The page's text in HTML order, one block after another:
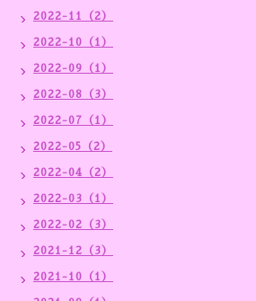
2022-11（2）
2022-10（1）
2022-09（1）
2022-08（3）
2022-07（1）
2022-05（2）
2022-04（2）
2022-03（1）
2022-02（3）
2021-12（3）
2021-10（1）